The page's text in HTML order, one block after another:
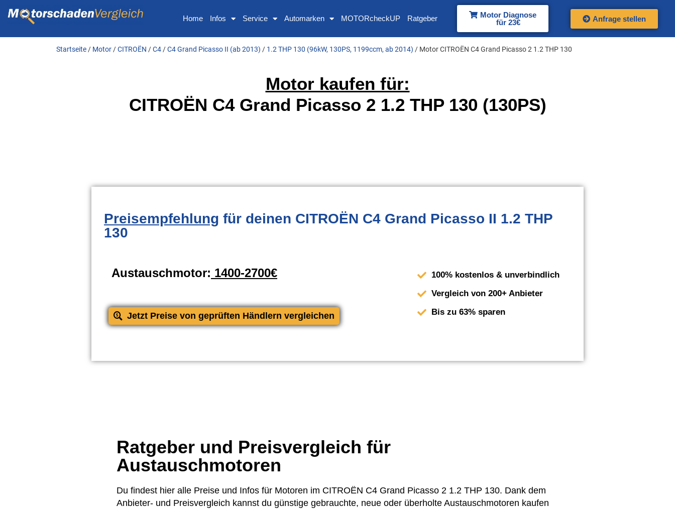
Home Infos Service Automarken MOTORcheckUP Ratgeber
Motor Diagnose
für 23€
Anfrage stellen
Startseite / Motor /CITROËN /C4 /C4 Grand Picasso II (ab 2013) / 1.2 THP 130 (96kW, 130PS, 1199ccm, ab 2014) / Motor CITROËN C4 Grand Picasso 2 1.2 THP 130
Motor kaufen für:
CITROËN C4 Grand Picasso 2 1.2 THP 130 (130PS)
Preisempfehlung für deinen CITROËN C4 Grand Picasso II 1.2 THP
130
Austauschmotor: 1400-2700€
Jetzt Preise von geprüften Händlern vergleichen
100% kostenlos & unverbindlich
Vergleich von 200+ Anbieter
Bis zu 63% sparen
Ratgeber und Preisvergleich für
Austauschmotoren
Du findest hier alle Preise und Infos für Motoren im CITROËN C4 Grand Picasso 2 1.2 THP 130. Dank dem
Anbieter- und Preisvergleich kannst du günstige gebrauchte, neue oder überholte Austauschmotoren kaufen